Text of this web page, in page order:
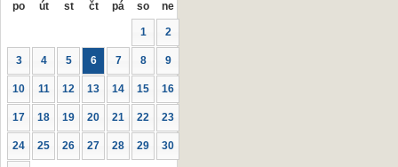
po út st čt pá so ne
1 2
3 4 5 6 7 8 9
10 11 12 13 14 15 16
17 18 19 20 21 22 23
24 25 26 27 28 29 30